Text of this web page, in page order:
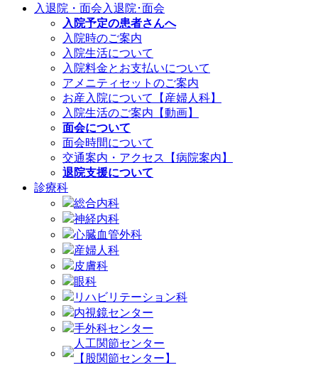
入退院・面会 入退院･面会
入院予定の患者さんへ
入院時のご案内
入院生活について
入院料金とお支払いについて
アメニティセットのご案内
お産入院について【産婦人科】
入院生活のご案内【動画】
面会について
面会時間について
交通案内・アクセス【病院案内】
退院支援について
診療科
総合内科
神経内科
心臓血管外科
産婦人科
皮膚科
眼科
リハビリテーション科
内視鏡センター
手外科センター
人工関節センター
【股関節センター】